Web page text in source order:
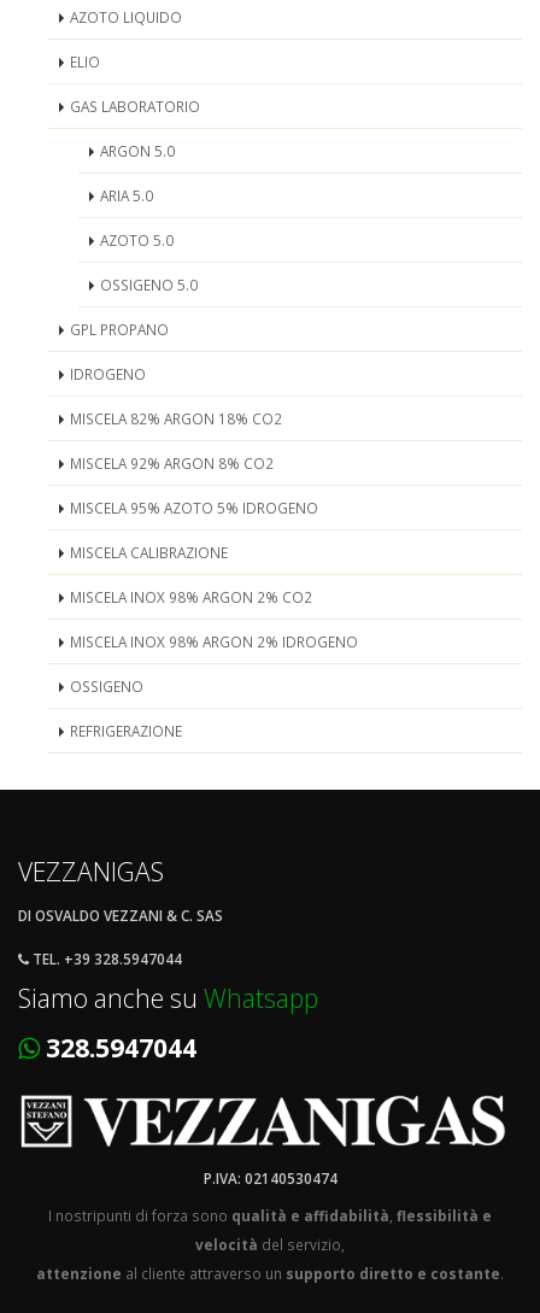
AZOTO LIQUIDO
ELIO
GAS LABORATORIO
ARGON 5.0
ARIA 5.0
AZOTO 5.0
OSSIGENO 5.0
GPL PROPANO
IDROGENO
MISCELA 82% ARGON 18% CO2
MISCELA 92% ARGON 8% CO2
MISCELA 95% AZOTO 5% IDROGENO
MISCELA CALIBRAZIONE
MISCELA INOX 98% ARGON 2% CO2
MISCELA INOX 98% ARGON 2% IDROGENO
OSSIGENO
REFRIGERAZIONE
VEZZANIGAS
DI OSVALDO VEZZANI & C. SAS
TEL. +39 328.5947044
Siamo anche su Whatsapp
328.5947044
P.IVA: 02140530474
I nostripunti di forza sono qualità e affidabilità flessibilità e
velocità del servizio,
attenzione al cliente attraverso un supporto diretto e costante.